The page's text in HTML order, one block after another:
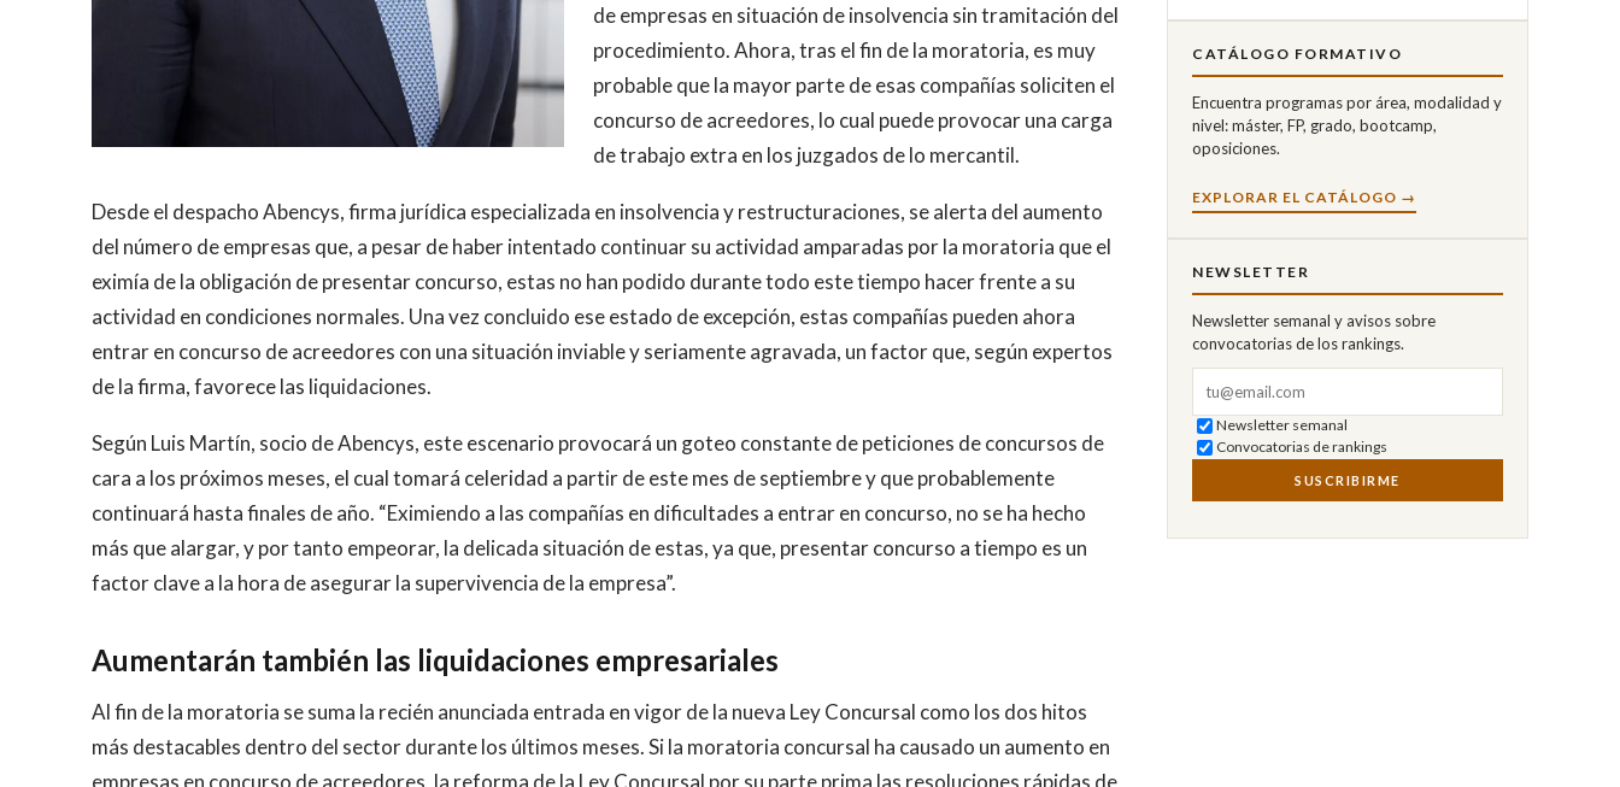
de empresas en situación de insolvencia sin tramitación del
procedimiento. Ahora, tras el fin de la moratoria, es muy
probable que la mayor parte de esas compañías soliciten el
concurso de acreedores, lo cual puede provocar una carga
de trabajo extra en los juzgados de lo mercantil.
Desde el despacho Abencys, firma jurídica especializada en insolvencia y restructuraciones, se alerta del aumento
del número de empresas que, a pesar de haber intentado continuar su actividad amparadas por la moratoria que el
eximía de la obligación de presentar concurso, estas no han podido durante todo este tiempo hacer frente a su
actividad en condiciones normales. Una vez concluido ese estado de excepción, estas compañías pueden ahora
entrar en concurso de acreedores con una situación inviable y seriamente agravada, un factor que, según expertos
de la firma, favorece las liquidaciones.
Según Luis Martín, socio de Abencys, este escenario provocará un goteo constante de peticiones de concursos de
cara a los próximos meses, el cual tomará celeridad a partir de este mes de septiembre y que probablemente
continuará hasta finales de año. “Eximiendo a las compañías en dificultades a entrar en concurso, no se ha hecho
más que alargar, y por tanto empeorar, la delicada situación de estas, ya que, presentar concurso a tiempo es un
factor clave a la hora de asegurar la supervivencia de la empresa”.
Aumentarán también las liquidaciones empresariales
Al fin de la moratoria se suma la recién anunciada entrada en vigor de la nueva Ley Concursal como los dos hitos
más destacables dentro del sector durante los últimos meses. Si la moratoria concursal ha causado un aumento en
empresas en concurso de acreedores, la reforma de la Ley Concursal por su parte prima las resoluciones rápidas de
CATÁLOGO FORMATIVO
Encuentra programas por área, modalidad y
nivel: máster, FP, grado, bootcamp,
oposiciones.
EXPLORAR EL CATÁLOGO →
NEWSLETTER
Newsletter semanal y avisos sobre
convocatorias de los rankings.
Newsletter semanal
Convocatorias de rankings
SUSCRIBIRME